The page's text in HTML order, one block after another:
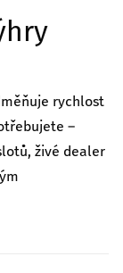
rychlost
–
živé dealer